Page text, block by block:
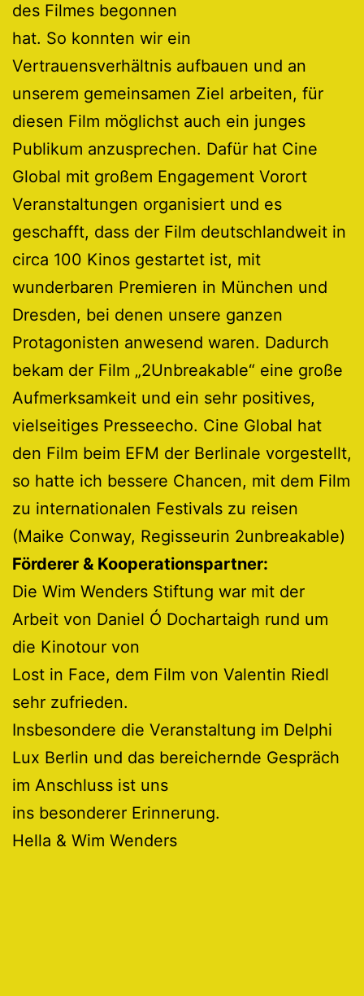
des Filmes begonnen
hat. So konnten wir ein
Vertrauensverhältnis aufbauen und an
unserem gemeinsamen Ziel arbeiten, für
diesen Film möglichst auch ein junges
Publikum anzusprechen. Dafür hat Cine
Global mit großem Engagement Vorort
Veranstaltungen organisiert und es
geschafft, dass der Film deutschlandweit in
circa 100 Kinos gestartet ist, mit
wunderbaren Premieren in München und
Dresden, bei denen unsere ganzen
Protagonisten anwesend waren. Dadurch
bekam der Film „2Unbreakable“ eine große
Aufmerksamkeit und ein sehr positives,
vielseitiges Presseecho. Cine Global hat
den Film beim EFM der Berlinale vorgestellt,
so hatte ich bessere Chancen, mit dem Film
zu internationalen Festivals zu reisen
(Maike Conway, Regisseurin 2unbreakable)
Förderer & Kooperationspartner:
Die Wim Wenders Stiftung war mit der
Arbeit von Daniel Ó Dochartaigh rund um
die Kinotour von
Lost in Face, dem Film von Valentin Riedl
sehr zufrieden.
Insbesondere die Veranstaltung im Delphi
Lux Berlin und das bereichernde Gespräch
im Anschluss ist uns
ins besonderer Erinnerung.
Hella & Wim Wenders